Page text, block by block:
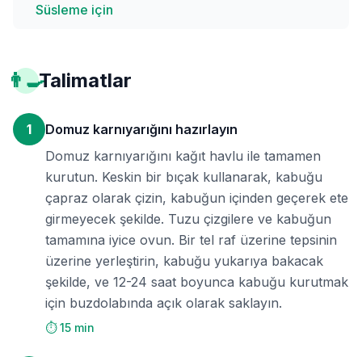
Süsleme için
👨‍🍳Talimatlar
1
Domuz karnıyarığını hazırlayın
Domuz karnıyarığını kağıt havlu ile tamamen
kurutun. Keskin bir bıçak kullanarak, kabuğu
çapraz olarak çizin, kabuğun içinden geçerek ete
girmeyecek şekilde. Tuzu çizgilere ve kabuğun
tamamına iyice ovun. Bir tel raf üzerine tepsinin
üzerine yerleştirin, kabuğu yukarıya bakacak
şekilde, ve 12-24 saat boyunca kabuğu kurutmak
için buzdolabında açık olarak saklayın.
⏱️ 15 min